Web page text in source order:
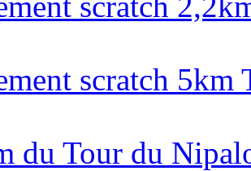
scratch
du Tour du